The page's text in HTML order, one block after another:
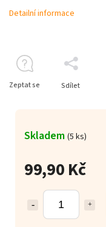
99,90 Kč
Skladem (5 ks)
Detailní informace
Zeptat se Sdílet